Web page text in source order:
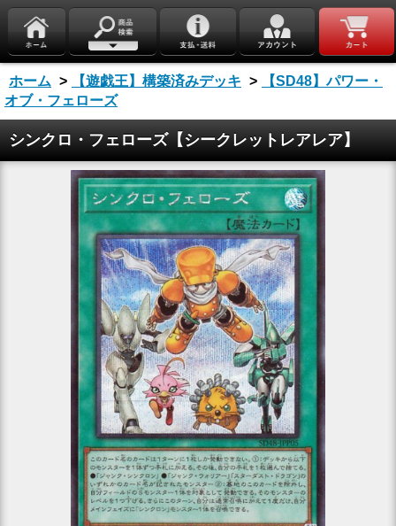
ホーム > 【遊戯王】構築済みデッキ >
【SD48】パワー・
オブ・フェローズ
シンクロ・フェローズ【シークレットレアレア】